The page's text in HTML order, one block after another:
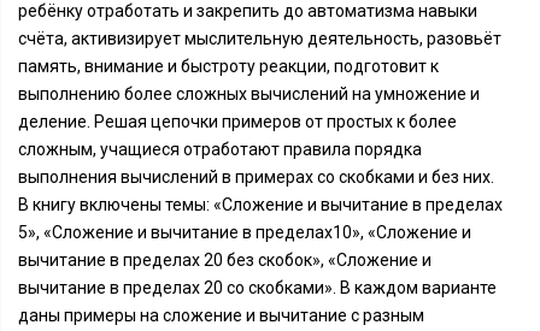
ребёнку отработать и закрепить до автоматизма навыки
счёта, активизирует мыслительную деятельность, разовьёт
память, внимание и быстроту реакции, подготовит к
выполнению более сложных вычислений на умножение и
деление. Решая цепочки примеров от простых к более
сложным, учащиеся отработают правила порядка
выполнения вычислений в примерах со скобками и без них.
В книгу включены темы: «Сложение и вычитание в пределах
5», «Сложение и вычитание в пределах10», «Сложение и
вычитание в пределах 20 без скобок», «Сложение и
вычитание в пределах 20 со скобками». В каждом варианте
даны примеры на сложение и вычитание с разным